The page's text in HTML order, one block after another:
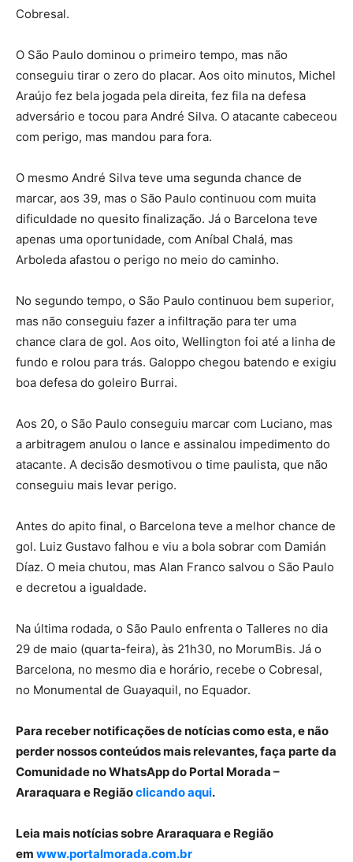
Cobresal.
O São Paulo dominou o primeiro tempo, mas não
conseguiu tirar o zero do placar. Aos oito minutos, Michel
Araújo fez bela jogada pela direita, fez fila na defesa
adversário e tocou para André Silva. O atacante cabeceou
com perigo, mas mandou para fora.
O mesmo André Silva teve uma segunda chance de
marcar, aos 39, mas o São Paulo continuou com muita
dificuldade no quesito finalização. Já o Barcelona teve
apenas uma oportunidade, com Aníbal Chalá, mas
Arboleda afastou o perigo no meio do caminho.
No segundo tempo, o São Paulo continuou bem superior,
mas não conseguiu fazer a infiltração para ter uma
chance clara de gol. Aos oito, Wellington foi até a linha de
fundo e rolou para trás. Galoppo chegou batendo e exigiu
boa defesa do goleiro Burrai.
Aos 20, o São Paulo conseguiu marcar com Luciano, mas
a arbitragem anulou o lance e assinalou impedimento do
atacante. A decisão desmotivou o time paulista, que não
conseguiu mais levar perigo.
Antes do apito final, o Barcelona teve a melhor chance de
gol. Luiz Gustavo falhou e viu a bola sobrar com Damián
Díaz. O meia chutou, mas Alan Franco salvou o São Paulo
e decretou a igualdade.
Na última rodada, o São Paulo enfrenta o Talleres no dia
29 de maio (quarta-feira), às 21h30, no MorumBis. Já o
Barcelona, no mesmo dia e horário, recebe o Cobresal,
no Monumental de Guayaquil, no Equador.
Para receber notificações de notícias como esta, e não
perder nossos conteúdos mais relevantes, faça parte da
Comunidade no WhatsApp do Portal Morada –
Araraquara e Regiãoclicando aqui.
Leia mais notícias sobre Araraquara e Região
em www.portalmorada.com.br